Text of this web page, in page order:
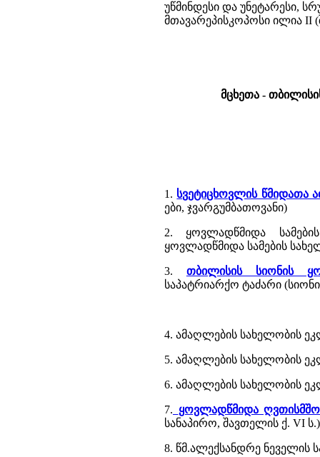
უწმინდესი და უნეტარესი,
მთავარეპისკოპოსი ილია II
მცხეთა -
1. სვეტიცხოვლის წმიდათა
ები, ჯვარგუმბათოვანი)
2. ყოვლადწმიდა
ყოვლადწმიდა სამების
3. თბილისის სიონის
საპატრიარქო ტაძარი
4. ამაღლების სახელობის
5. ამაღლების სახელობის
6. ამაღლების სახელობის
7. ყოვლადწმიდა
სანაპირო, შავთელის ქ. VI ს.)
8. წმ.ალექსანდრე ნეველის